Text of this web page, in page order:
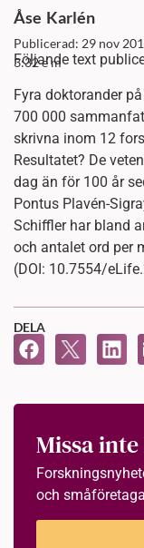
Åse Karlén
Publicerad: 29 nov
3:32 e m
Följande text
Fyra doktorander
700 000
skrivna inom 12
Resultatet? De
dag än för 100 år
Pontus Plavén-
Schiffler har bland
och antalet ord per
(DOI: 10.7554/
DELA
Missa
och